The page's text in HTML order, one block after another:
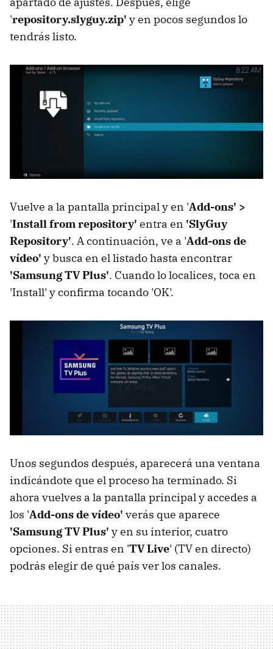
'repository.slyguy.zip' y en pocos segundos lo
tendrás listo.
Vuelve a la pantalla principal y en 'Add-ons' >
'Install from repository' entra en 'SlyGuy
Repository'. A continuación, ve a 'Add-ons de
vídeo' y busca en el listado hasta encontrar
'Samsung TV Plus'. Cuando lo localices, toca en
'Install' y confirma tocando 'OK'.
Unos segundos después, aparecerá una ventana
indicándote que el proceso ha terminado. Si
ahora vuelves a la pantalla principal y accedes a
los 'Add-ons de vídeo' verás que aparece
'Samsung TV Plus' y en su interior, cuatro
opciones. Si entras en 'TV Live' (TV en directo)
podrás elegir de qué país ver los canales.